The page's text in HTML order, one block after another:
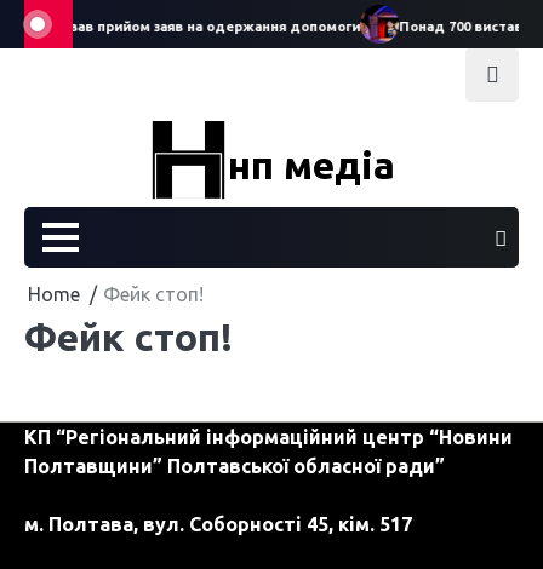
Skip
стартував прийом заяв на одержання допомоги Понад 700 вистав за
нп медіа
Home Фейк стоп!
Фейк стоп!
КП “Регіональний інформаційний центр “Новини
Полтавщини” Полтавської обласної ради”
м. Полтава, вул. Соборності 45, кім. 517